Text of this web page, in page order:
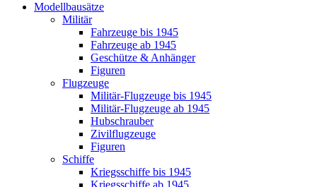
Modellbausätze
Militär
Fahrzeuge bis 1945
Fahrzeuge ab 1945
Geschütze & Anhänger
Figuren
Flugzeuge
Militär-Flugzeuge bis 1945
Militär-Flugzeuge ab 1945
Hubschrauber
Zivilflugzeuge
Figuren
Schiffe
Kriegsschiffe bis 1945
Kriegsschiffe ab 1945